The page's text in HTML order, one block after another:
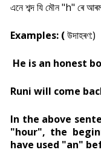
এনে শব্দ যি মৌন "h" ৰে
Examples: (উদাহৰণ:)
He is an honest
Runi will come
In the above
"hour", the
have used "an"